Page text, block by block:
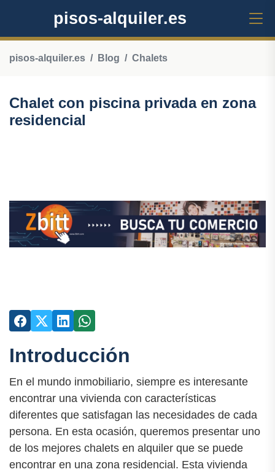
pisos-alquiler.es
pisos-alquiler.es Blog Chalets
Chalet con piscina privada en zona
residencial
Introducción
En el mundo inmobiliario, siempre es interesante
encontrar una vivienda con características
diferentes que satisfagan las necesidades de cada
persona. En esta ocasión, queremos presentar uno
de los mejores chalets en alquiler que se puede
encontrar en una zona residencial. Esta vivienda